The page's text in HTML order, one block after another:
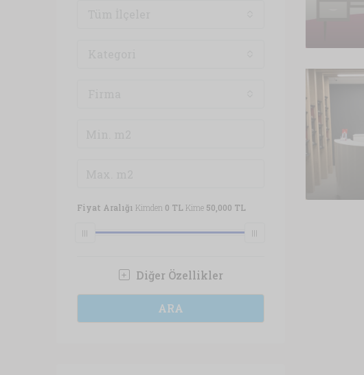
Fiyat Aralığı Kimden 0 TL Kime 50,000 TL
Diğer Özellikler
ARA